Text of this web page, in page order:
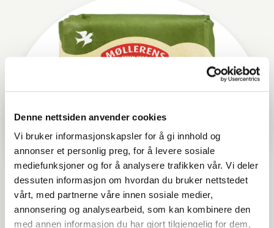
Denne nettsiden anvender cookies
Vi bruker informasjonskapsler for å gi innhold og
annonser et personlig preg, for å levere sosiale
mediefunksjoner og for å analysere trafikken vår. Vi deler
dessuten informasjon om hvordan du bruker nettstedet
vårt, med partnerne våre innen sosiale medier,
annonsering og analysearbeid, som kan kombinere den
med annen informasjon du har gjort tilgjengelig for dem,